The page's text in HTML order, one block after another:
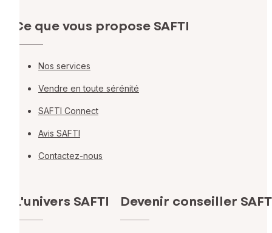
Ce que vous propose SAFTI
Nos services
Vendre en toute sérénité
SAFTI Connect
Avis SAFTI
Contactez-nous
L'univers SAFTI Devenir conseiller